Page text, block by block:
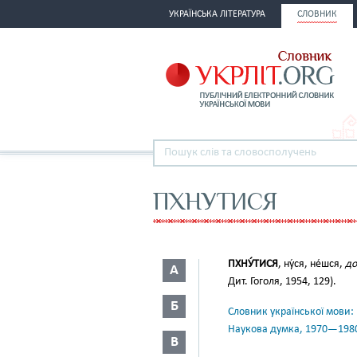
УКРАЇНСЬКА ЛІТЕРАТУРА СЛОВНИК
ПХНУТИСЯ
А
Б
В
ПХНУ́ТИСЯ, ну́ся, не́шся,
Дит. Гоголя, 1954, 129).
Словник української
Наукова думка,